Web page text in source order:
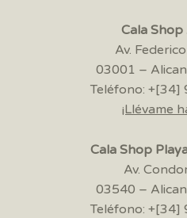
Cala Shop
Av.
03001 –
Teléfono: +[34]
¡Llévame
Cala Shop
Av.
03540 –
Teléfono: +[34]